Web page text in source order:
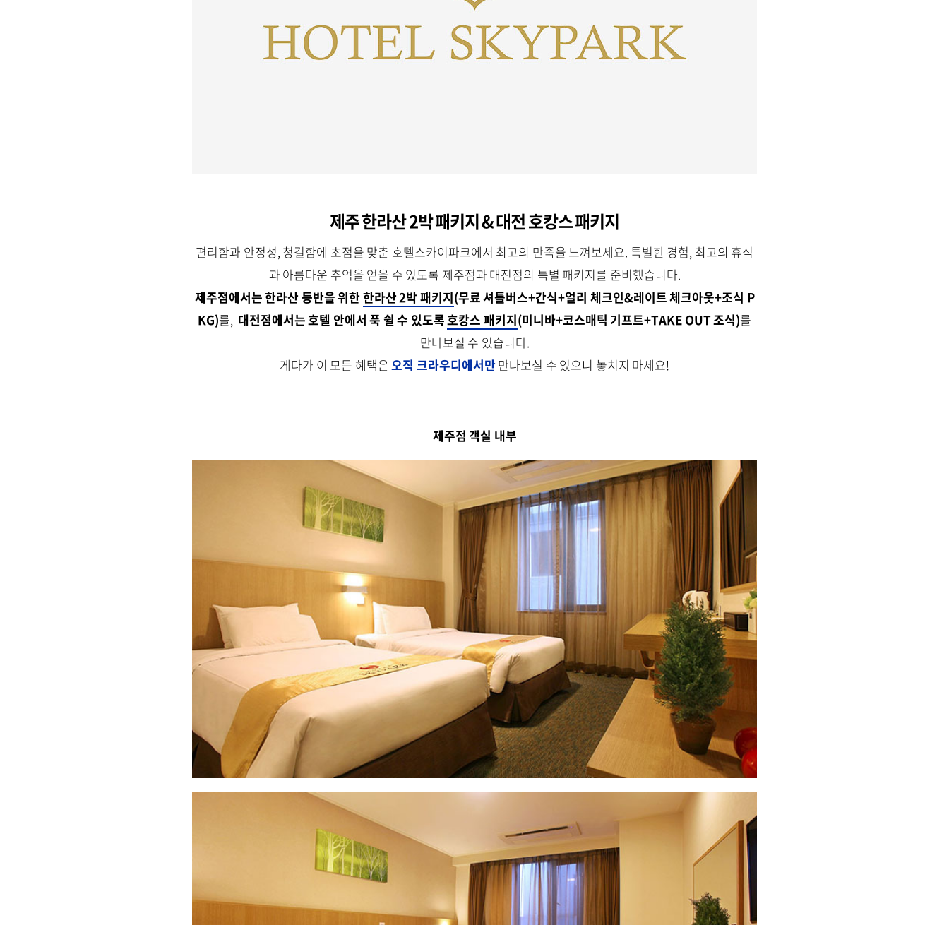
제주 한라산 2박 패키지 & 대전 호캉스 패키지
편리함과 안정성, 청결함에 초점을 맞춘 호텔스카이파크에서 최고의 만족을 느껴보세요. 특별한 경험, 최고의 휴식
과 아름다운 추억을 얻을 수 있도록 제주점과 대전점의 특별 패키지를 준비했습니다.
제주점에서는 한라산 등반을 위한한라산 2박 패키지(무료 셔틀버스+간식+얼리 체크인&레이트 체크아웃+조식 P
KG)를, 대전점에서는호텔 안에서 푹 쉴 수 있도록호캉스 패키지(미니바+코스매틱 기프트+TAKE OUT 조식)를
만나보실 수 있습니다.
게다가 이 모든 혜택은오직 크라우디에서만만나보실 수 있으니 놓치지 마세요!
제주점 객실 내부